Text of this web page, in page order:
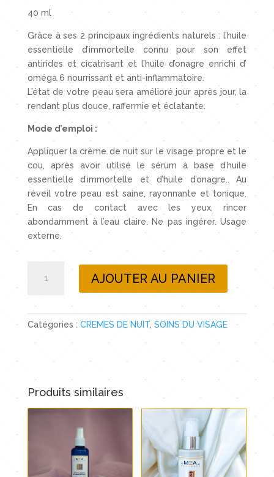
initial
14,50€.
actuel
8,00€.
40 ml
Grâce à ses 2 principaux ingrédients naturels : l’huile
essentielle d’immortelle connu pour son effet
antirides et cicatrisant et l’huile d’onagre enrichi d’
oméga 6 nourrissant et anti-inflammatoire.
L’état de votre peau sera amélioré jour après jour, la
rendant plus douce, raffermie et éclatante.
Mode d’emploi :
Appliquer la crème de nuit sur le visage propre et le
cou, après avoir utilisé le sérum à base d’huile
essentielle d’immortelle et d’huile d’onagre.. Au
réveil votre peau est saine, rayonnante et tonique.
En cas de contact avec les yeux, rincer
abondamment à l’eau claire. Ne pas ingérer. Usage
externe.
nuit
à
l'huile
d'immortelle
et
l'huile
d'onagre
AJOUTER AU PANIER
Catégories : CREMES DE NUIT, SOINS DU VISAGE
Produits similaires